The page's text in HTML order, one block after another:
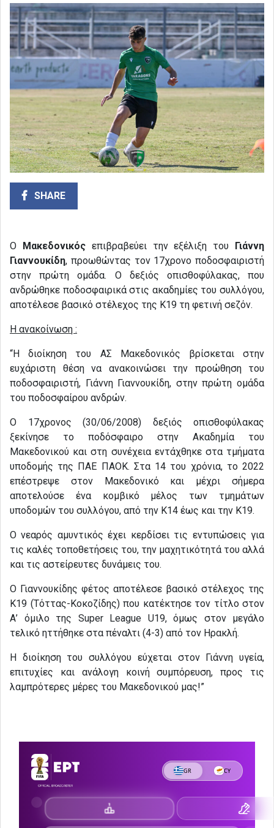
SHARE
Ο Μακεδονικόςεπιβραβεύει την εξέλιξη του Γιάννη
Γιαννουκίδη, προωθώντας τον 17χρονο ποδοσφαιριστή
στην πρώτη ομάδα. Ο δεξιός οπισθοφύλακας, που
ανδρώθηκε ποδοσφαιρικά στις ακαδημίες του συλλόγου,
αποτέλεσε βασικό στέλεχος της Κ19 τη φετινή σεζόν.
Η ανακοίνωση :
“Η διοίκηση του ΑΣ Μακεδονικός βρίσκεται στην
ευχάριστη θέση να ανακοινώσει την προώθηση του
ποδοσφαιριστή, Γιάννη Γιαννουκίδη, στην πρώτη ομάδα
του ποδοσφαίρου ανδρών.
Ο 17χρονος (30/06/2008) δεξιός οπισθοφύλακας
ξεκίνησε το ποδόσφαιρο στην Ακαδημία του
Μακεδονικού και στη συνέχεια εντάχθηκε στα τμήματα
υποδομής της ΠΑΕ ΠΑΟΚ. Στα 14 του χρόνια, το 2022
επέστρεψε στον Μακεδονικό και μέχρι σήμερα
αποτελούσε ένα κομβικό μέλος των τμημάτων
υποδομών του συλλόγου, από την Κ14 έως και την Κ19.
Ο νεαρός αμυντικός έχει κερδίσει τις εντυπώσεις για
τις καλές τοποθετήσεις του, την μαχητικότητά του αλλά
και τις αστείρευτες δυνάμεις του.
Ο Γιαννουκίδης φέτος αποτέλεσε βασικό στέλεχος της
Κ19 (Τόττας-Κοκοζίδης) που κατέκτησε τον τίτλο στον
Α’ όμιλο της Super League U19, όμως στον μεγάλο
τελικό ηττήθηκε στα πέναλτι (4-3) από τον Ηρακλή.
Η διοίκηση του συλλόγου εύχεται στον Γιάννη υγεία,
επιτυχίες και ανάλογη κοινή συμπόρευση, προς τις
λαμπρότερες μέρες του Μακεδονικού μας!”